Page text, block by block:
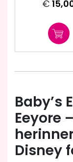
€
Baby’s
Eeyore
Disney